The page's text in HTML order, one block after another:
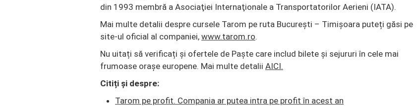
din 1993 membră a Asociaţiei Internaţionale a Transportatorilor Aerieni (IATA).
Mai multe detalii despre cursele Tarom pe ruta București – Timișoara puteți găsi pe
site-ul oficial al companiei, www.tarom.ro.
Nu uitați să verificați și ofertele de Paște care includ bilete și sejururi în cele mai
frumoase orașe europene. Mai multe detalii AICI.
Citiți și despre:
Tarom pe profit. Compania ar putea intra pe profit în acest an